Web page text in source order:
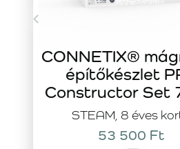
STEAM, 8 éves
CONNETIX®
építőkészlet
Constructor Set
53 500 Ft